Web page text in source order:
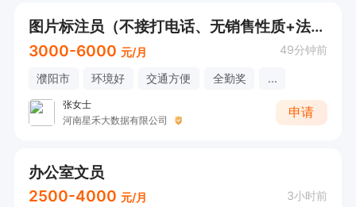
图片标注员（不接打电话、无销售性质+法定节假日正常休）
3000-6000 元/月 49分钟前
濮阳市 环境好 交通方便 全勤奖 ...
张女士
河南星禾大数据有限公司
申请
办公室文员
2500-4000 元/月 3小时前